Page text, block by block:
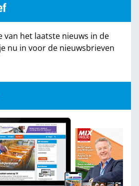
van het laatste nieuws in de
nu in voor de nieuwsbrieven